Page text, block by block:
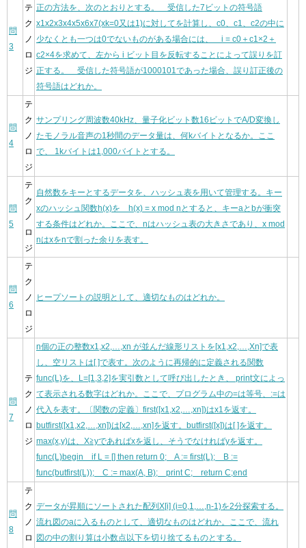
問
3
テ
ク
ノ
ロ
ジ
正の方法を、次のとおりとする。 受信した7ビットの符号語
x1x2x3x4x5x6x7(xk=0又は1)に対してを計算し、c0、c1、c2の中に
少なくとも一つは0でないものがある場合には、 i = c0＋c1×2＋
c2×4を求めて、左から i ビット目を反転することによって誤りを訂
正する。 受信した符号語が1000101であった場合、誤り訂正後の
符号語はどれか。
問
4
テ
ク
ノ
ロ
ジ
サンプリング周波数40kHz、量子化ビット数16ビットでA/D変換し
たモノラル音声の1秒間のデータ量は、何kバイトとなるか。ここ
で、 1kバイトは1,000バイトとする。
問
5
テ
ク
ノ
ロ
ジ
自然数をキーとするデータを、ハッシュ表を用いて管理する。キー
xのハッシュ関数h(x)を h(x) = x mod nとすると、キーaとbが衝突
する条件はどれか。ここで、nはハッシュ表の大きさであり、x mod
nはxをnで割った余りを表す。
問
6
テ
ク
ノ
ロ
ジ
ヒープソートの説明として、適切なものはどれか。
問
7
テ
ク
ノ
ロ
ジ
n個の正の整数x1,x2,…,xn が並んだ線形リストを[x1,x2,…,Xn]で表
し、空リストは[ ]で表す。次のように再帰的に定義される関数
func(L)を、L=[1,3,2]を実引数として呼び出したとき、 print文によっ
て表示される数字はどれか。ここで、プログラム中の=は等号、:=は
代入を表す。〔関数の定義〕first([x1,x2,…,xn])はx1を返す。
butfirst([x1,x2,…,xn])は[x2,…,xn]を返す。butfirst([x])は[ ]を返す。
max(x,y)は、X≧yであればxを返し、そうでなければyを返す。
func(L)begin if L = [] then return 0; A := first(L); B :=
func(butfirst(L)); C := max(A, B); print C; return C;end
問
8
テ
ク
ノ
ロ
データが昇順にソートされた配列X[i] (i=0,1,…,n-1)を2分探索する。
流れ図のaに入るものとして、適切なものはどれか。ここで、流れ
図の中の割り算は小数点以下を切り捨てるものとする。